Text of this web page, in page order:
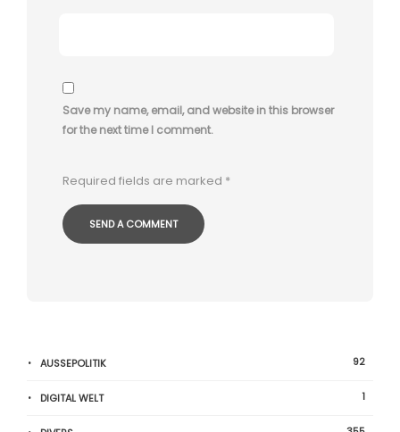
Save my name, email, and website in this browser
for the next time I comment.
Required fields are marked *
AUSSEPOLITIK 92
DIGITAL WELT 1